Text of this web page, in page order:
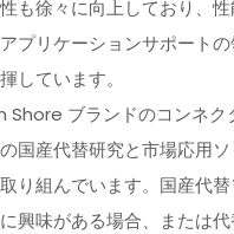
も徐々に向上しており、
プリケーションサポート
しています。
Shore ブランドのコンネク
国産代替研究と市場応用
り組んでいます。国産代
興味がある場合、または